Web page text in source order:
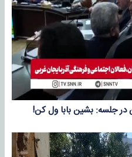
در جلسه: بشین بابا ول کن!